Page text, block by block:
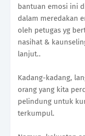
bantuan emosi ini
dalam meredakan
oleh petugas yg
nasihat &
lanjut..
Kadang-kadang,
orang yang kita
pelindung untuk
terkumpul.